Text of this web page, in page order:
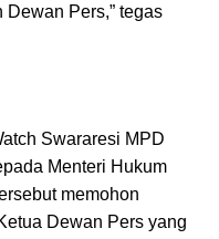
Pers,” tegas
Swararesi MPD
Menteri Hukum
memohon
Dewan Pers yang